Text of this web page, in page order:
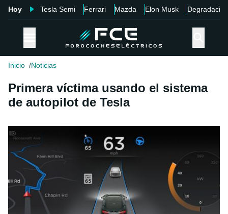
Hoy Tesla Semi Ferrari Mazda Elon Musk Degradación
Inicio Noticias
Primera víctima usando el sistema
de autopilot de Tesla